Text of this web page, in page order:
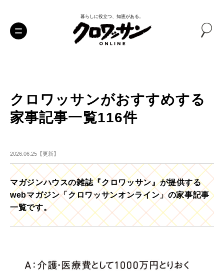
暮らしに役立つ、知恵がある。
クロワッサンがおすすめする
家事記事一覧116件
2026.06.25【更新】
マガジンハウスの雑誌『クロワッサン』が提供する
webマガジン「クロワッサンオンライン」の家事記事
一覧です。